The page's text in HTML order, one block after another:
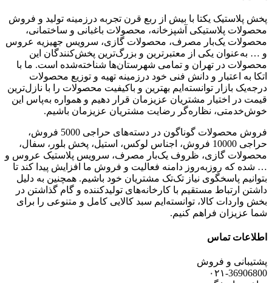
پخش پلاستیک یکتا با بیش از ربع قرن تجربه درزمینه تولید و فروش
محصولات پلاستیکی آشپزخانه، محصولات باغبانی و ساختمانی،
محصولات یک‌بار مصرف، محصولات گازی، سرویس جهیزیه عروس
و … به‌عنوان یکی از معتبرترین و بزرگ‌ترین پخش‌کنندگان این
محصولات در تهران و تمامی شهرستان‌ها شناخته‌شده است. ما با
اتکا به اعتبار و دانش فنی خود درزمینه تهیه و توزیع محصولات
درجه‌یک بازار توانسته‌ایم بهترین و باکیفیت محصولات را با نازل‌ترین
قیمت در اختیار مشتریان عزیزمان قرار دهیم و همواره به‌پاس این
خوش‌خدمتی، نظاره‌گر رضایت مشتریان عزیزمان باشیم.
فروش محصولات گوناگون در دسته‌های حراجی 5000 فروش،
حراجی 10000 فروش، اجناس لوکس، استیل، پخش بلور، سفال،
محصولات گازی، ظروف یک‌بار مصرف، سرویس پلاستیک عروس و
… شده که روزبه‌روز دامنه فعالیت و فروش ما افزایش پیدا کند تا
بتوانیم پاسخگوی نیاز تک‌تک مشتریان خود باشیم. همچنین به دلیل
داشتن ارتباط مستقیم با کارخانه‌های تولیدکننده و گام گذاشتن در
بخش واردات کالا، توانسته‌ایم سبد کالایی کامل و متنوعی را برای
شما عزیزان فراهم کنیم.
اطلاعات تماس
پشتیبانی و فروش
۰۲۱-36906800